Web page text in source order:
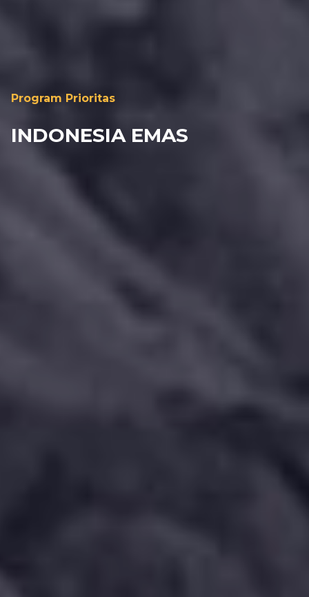
Program Prioritas
INDONESIA EMAS